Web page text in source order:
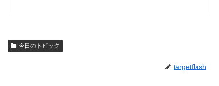
今日のトピック
targetflash